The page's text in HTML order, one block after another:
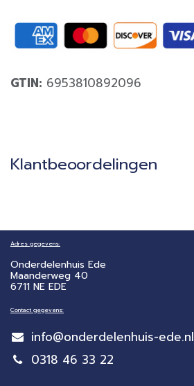
GTIN: 6953810892096
Klantbeoordelingen
Adres gegevens:
Onderdelenhuis Ede
Maanderweg 40
6711 NE EDE
Contact gegevens:
info@onderdelenhuis-ede.nl
0318 46 33 22